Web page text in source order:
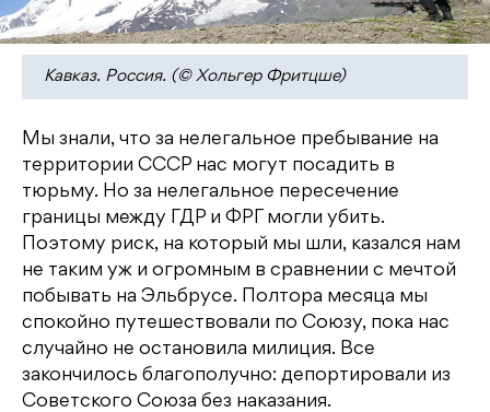
Кавказ. Россия. (© Хольгер Фритцше)
Мы знали, что за нелегальное пребывание на
территории СССР нас могут посадить в
тюрьму. Но за нелегальное пересечение
границы между ГДР и ФРГ могли убить.
Поэтому риск, на который мы шли, казался нам
не таким уж и огромным в сравнении с мечтой
побывать на Эльбрусе. Полтора месяца мы
спокойно путешествовали по Союзу, пока нас
случайно не остановила милиция. Все
закончилось благополучно: депортировали из
Советского Союза без наказания.